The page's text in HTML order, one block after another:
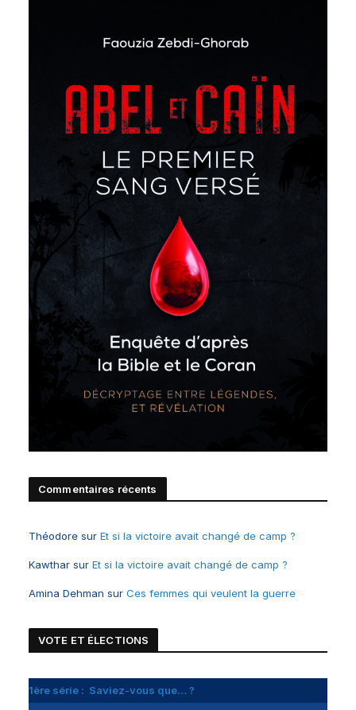
Commentaires récents
Théodore sur Et si la victoire avait changé de camp ?
Kawthar sur Et si la victoire avait changé de camp ?
Amina Dehman sur Ces femmes qui veulent la guerre
VOTE ET ÉLECTIONS
1ère série : Saviez-vous que… ?